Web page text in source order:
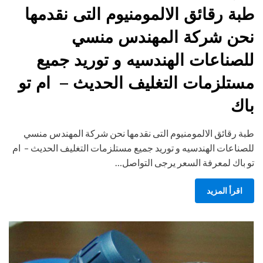
طبة رقائق الالمومنيوم التى نقدمها
نحن شركة المهندس منسي
للصناعات الهندسيه و توريد جميع
مستلزمات التغليف الحديث – ام تو
باك
طبة رقائق الالمومنيوم التى نقدمها نحن شركة المهندس منسي
للصناعات الهندسيه و توريد جميع مستلزمات التغليف الحديث – ام
تو باك لمعرفة السعر يرجى التواصل…
اقرأ المزيد